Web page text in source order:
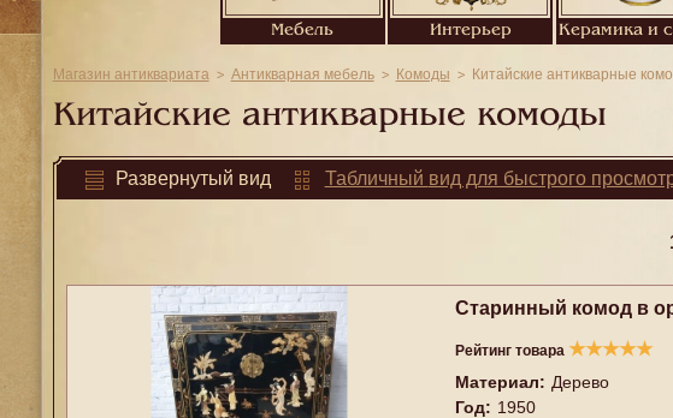
Мебель Интерьер Керамика и
Магазин антиквариата Антикварная мебель Комоды Китайские антикварные
Китайские антикварные комоды
Развернутый вид Табличный вид для быстрого
Старинный комод в
Рейтинг товара ★★★★★
Материал: Дерево
Год: 1950